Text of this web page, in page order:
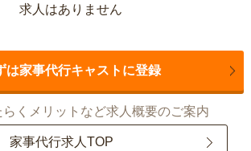
求人はありません
は家事代行キャストに登録
くメリットなど求人概要のご案内
家事代行求人TOP